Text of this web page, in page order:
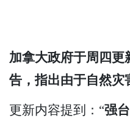
加拿大政府于周四更
告，指出由于自然灾
更新内容提到：“强